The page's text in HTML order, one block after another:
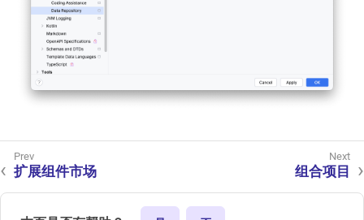
扩展组件市场 组合项目